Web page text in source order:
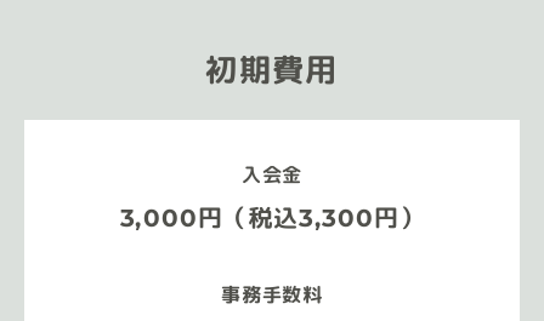
初期費用
入会金
3,000円（税込3,300円）
事務手数料